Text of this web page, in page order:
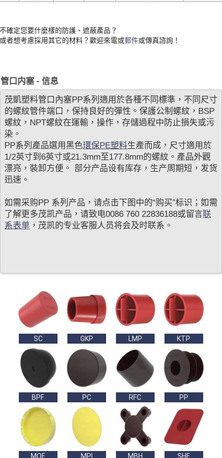
不確定您要什麼樣的防護、遮蔽產品？
或者想考慮採用其它的材料？歡迎來電或郵件或傳真諮詢！
管口内塞 - 信息
茂凱塑料管口內塞PP系列適用於各種不同標準，不同尺寸
的螺紋管件端口，保持良好的彈性。保護公制螺紋，BSP
螺紋，NPT螺紋在運輸，操作，存儲過程中防止損失或污
染。
PP系列產品選用黑色環保PE塑料生產而成，尺寸適用於
1/2英寸到6英寸或21.3mm至177.8mm的螺紋。產品外觀
漂亮，裝卸方便。 部分产品设有库存，生产周期短，发货
迅速。
如需采购PP 系列产品，请点击下图中的“购买”标识；如需
了解更多茂凯产品，请致电0086 760 22836188或留言联
系表单 ，茂凯的专业客服人员将会及时联系。
SC GKP LMP KTP
BPF PC RFC PP
MOF MPI MBH SHF